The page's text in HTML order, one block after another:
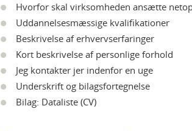
Hvorfor skal virksomheden ansætte
Uddannelsesmæssige kvalifikationer
Beskrivelse af erhvervserfaringer
Kort beskrivelse af personlige forhold
Jeg kontakter jer indenfor en uge
Underskrift og bilagsfortegnelse
Bilag: Dataliste (CV)